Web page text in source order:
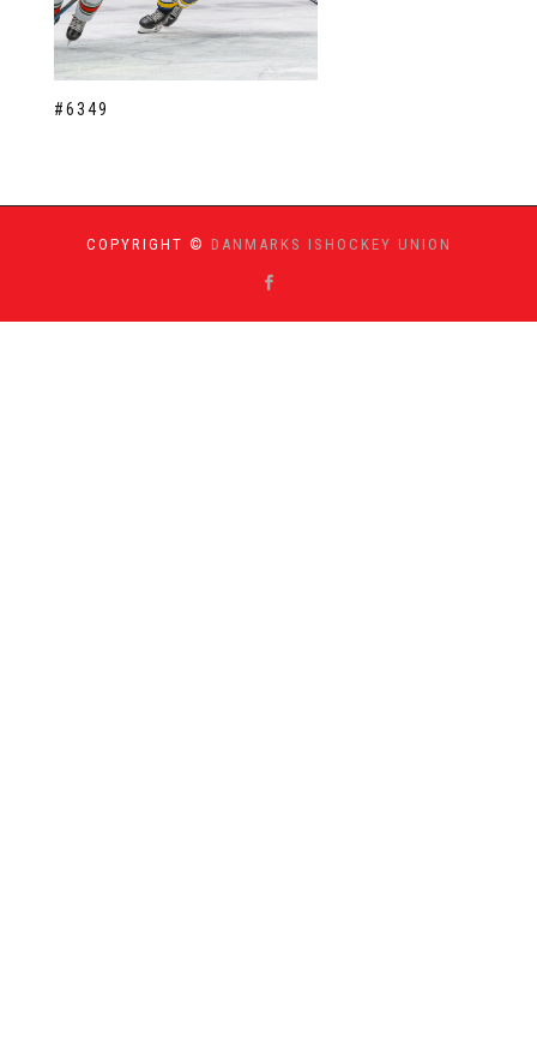
#6349
COPYRIGHT © DANMARKS ISHOCKEY UNION